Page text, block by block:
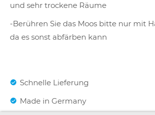
und sehr trockene Räume
-Berühren Sie das Moos bitte nur mit
da es sonst abfärben kann
Schnelle Lieferung
Made in Germany